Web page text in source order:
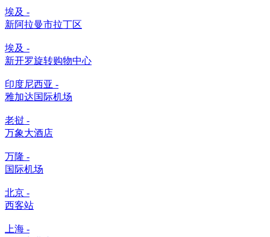
埃及 -
新阿拉曼市拉丁区
埃及 -
新开罗旋转购物中心
印度尼西亚 -
雅加达国际机场
老挝 -
万象大酒店
万隆 -
国际机场
北京 -
西客站
上海 -